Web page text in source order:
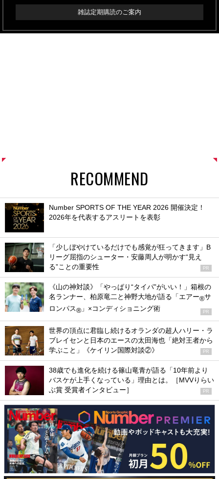
雑誌定期購読のご案内
RECOMMEND
Number SPORTS OF THE YEAR 2026 開催決定！
2026年を代表するアスリートを表彰
「少しぼやけているだけでも感覚が狂ってきます」B
リーグ屈指のシューター・安藤周人が明かす“見え
る”ことの重要性
PR
《山の神対談》「やっぱり“タイパ”がいい！」箱根の
名ランナー、柏原竜二と神野大地が語る「エアー®サ
ロンパス® 」×コンディショニング術 PR
世界の頂点に君臨し続けるオランダの超人ハリー・ラ
ブレイセンと日本のエースの太田海也「絶対王者から
学ぶこと」《ケイリン国際対談②》
PR
38歳でも進化を続ける篠山竜青が語る「10年前より
バスケが上手くなっている」理由とは。［MVVりらい
ぶ賞 受賞者インタビュー］
PR